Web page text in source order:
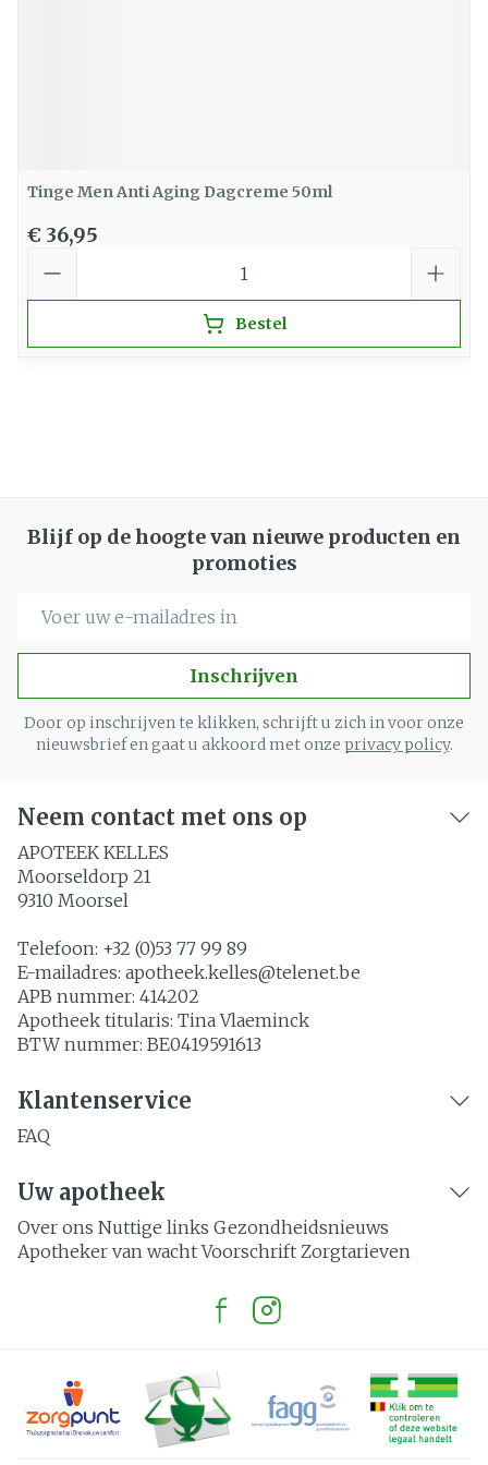
Tinge Men Anti Aging Dagcreme 50ml
€ 36,95
Bestel
Blijf op de hoogte van nieuwe producten en
promoties
Inschrijven
Door op inschrijven te klikken, schrijft u zich in voor onze
nieuwsbrief en gaat u akkoord met onze privacy policy.
Neem contact met ons op
APOTEEK KELLES
Moorseldorp 21
9310 Moorsel
Telefoon: +32 (0)53 77 99 89
E-mailadres: apotheek.kelles@telenet.be
APB nummer: 414202
Apotheek titularis: Tina Vlaeminck
BTW nummer: BE0419591613
Klantenservice
FAQ
Uw apotheek
Over ons Nuttige links Gezondheidsnieuws
Apotheker van wacht Voorschrift Zorgtarieven